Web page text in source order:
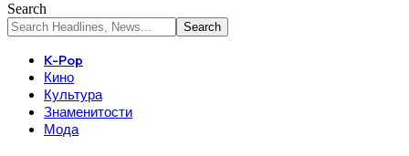
Search
K-Pop
Кино
Культура
Знаменитости
Мода